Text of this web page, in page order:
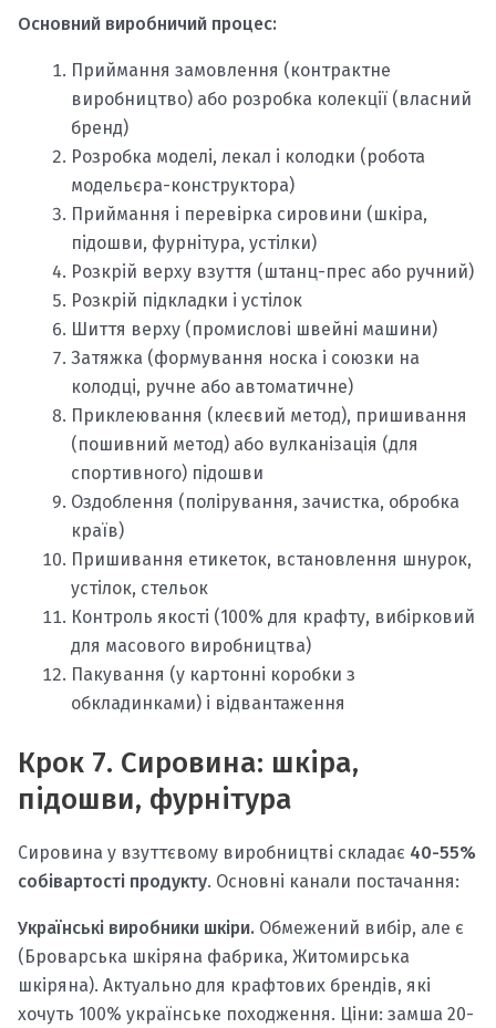
Основний виробничий процес:
Приймання замовлення (контрактне
виробництво) або розробка колекції (власний
бренд)
Розробка моделі, лекал і колодки (робота
модельєра-конструктора)
Приймання і перевірка сировини (шкіра,
підошви, фурнітура, устілки)
Розкрій верху взуття (штанц-прес або ручний)
Розкрій підкладки і устілок
Шиття верху (промислові швейні машини)
Затяжка (формування носка і союзки на
колодці, ручне або автоматичне)
Приклеювання (клеєвий метод), пришивання
(пошивний метод) або вулканізація (для
спортивного) підошви
Оздоблення (полірування, зачистка, обробка
країв)
Пришивання етикеток, встановлення шнурок,
устілок, стельок
Контроль якості (100% для крафту, вибірковий
для масового виробництва)
Пакування (у картонні коробки з
обкладинками) і відвантаження
Крок 7. Сировина: шкіра,
підошви, фурнітура
Сировина у взуттєвому виробництві складає 40-55%
собівартості продукту. Основні канали постачання:
Українські виробники шкіри. Обмежений вибір, але є
(Броварська шкіряна фабрика, Житомирська
шкіряна). Актуально для крафтових брендів, які
хочуть 100% українське походження. Ціни: замша 20-